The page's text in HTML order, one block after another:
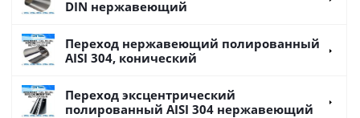
DIN нержавеющий
Переход нержавеющий полированный
AISI 304, конический
Переход эксцентрический
полированный AISI 304 нержавеющий